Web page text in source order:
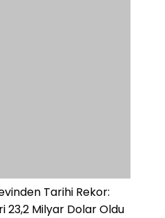
Tarihi Rekor:
23,2 Milyar Dolar Oldu